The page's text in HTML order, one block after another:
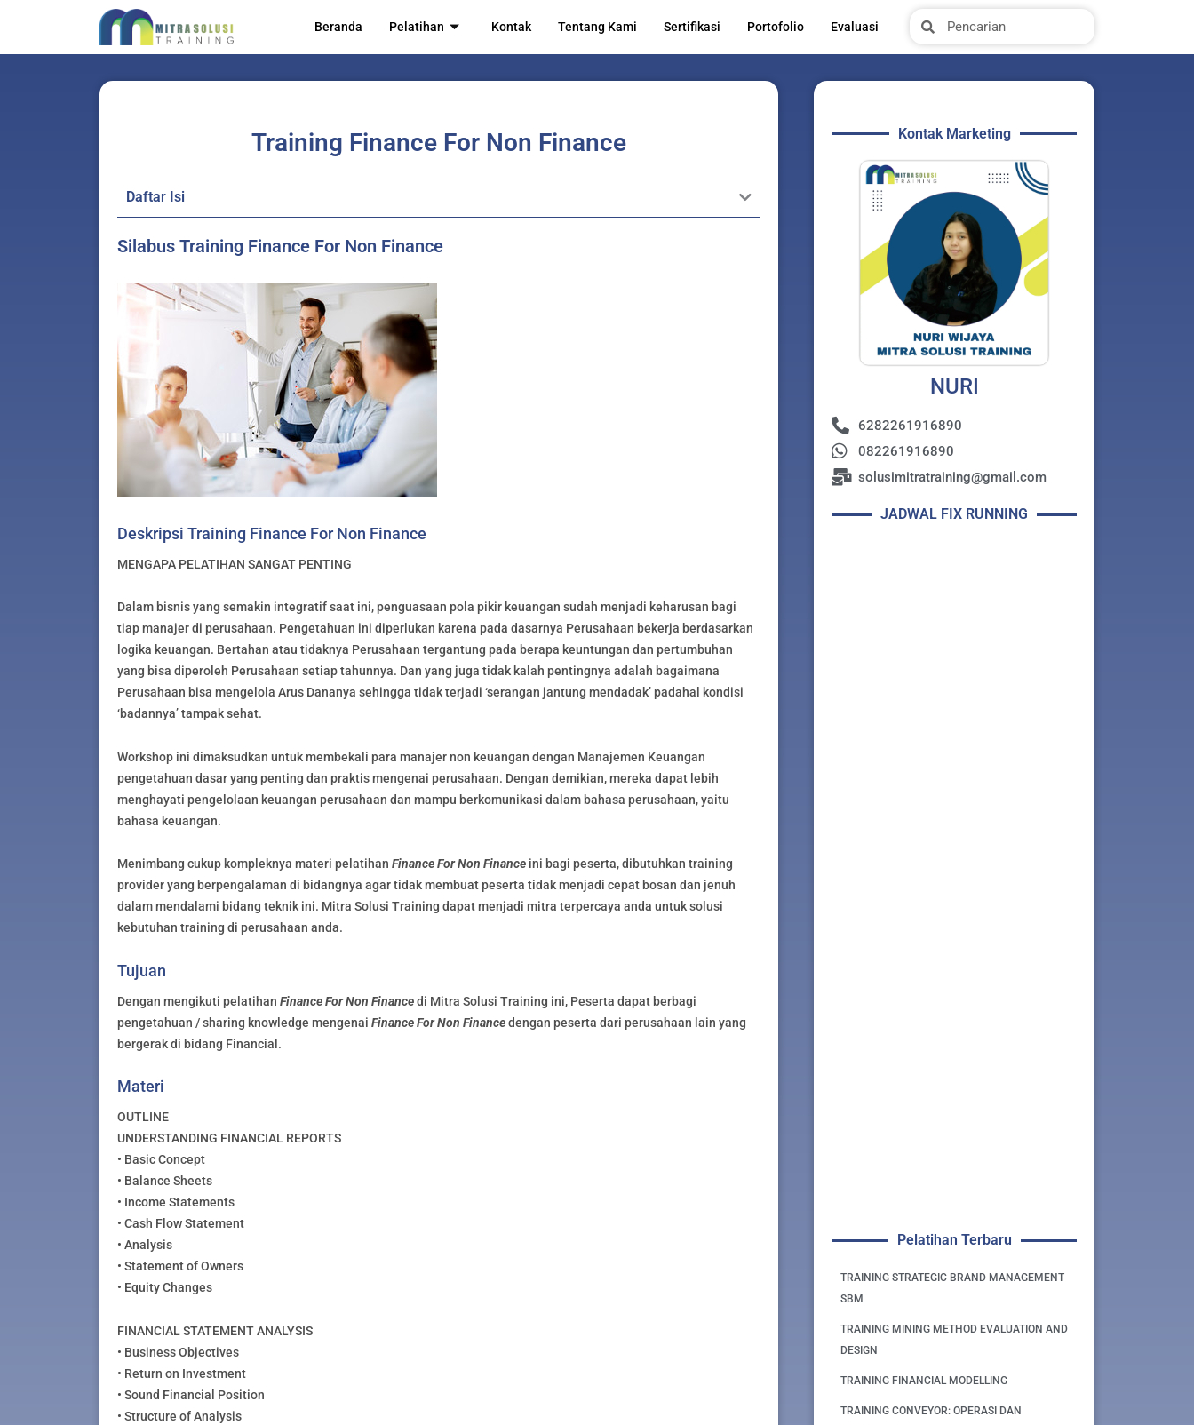
konten
Beranda Pelatihan Kontak Tentang Kami Sertifikasi Portofolio Evaluasi SearchSearch
Training Finance For Non Finance
Daftar Isi
Silabus Training Finance For Non Finance
Deskripsi Training Finance For Non Finance
MENGAPA PELATIHAN SANGAT PENTING
Dalam bisnis yang semakin integratif saat ini, penguasaan pola pikir keuangan sudah menjadi keharusan bagi
tiap manajer di perusahaan. Pengetahuan ini diperlukan karena pada dasarnya Perusahaan bekerja berdasarkan
logika keuangan. Bertahan atau tidaknya Perusahaan tergantung pada berapa keuntungan dan pertumbuhan
yang bisa diperoleh Perusahaan setiap tahunnya. Dan yang juga tidak kalah pentingnya adalah bagaimana
Perusahaan bisa mengelola Arus Dananya sehingga tidak terjadi ‘serangan jantung mendadak’ padahal kondisi
‘badannya’ tampak sehat.
Workshop ini dimaksudkan untuk membekali para manajer non keuangan dengan Manajemen Keuangan
pengetahuan dasar yang penting dan praktis mengenai perusahaan. Dengan demikian, mereka dapat lebih
menghayati pengelolaan keuangan perusahaan dan mampu berkomunikasi dalam bahasa perusahaan, yaitu
bahasa keuangan.
Menimbang cukup kompleknya materi pelatihan Finance For Non Finance ini bagi peserta, dibutuhkan training
provider yang berpengalaman di bidangnya agar tidak membuat peserta tidak menjadi cepat bosan dan jenuh
dalam mendalami bidang teknik ini. Mitra Solusi Training dapat menjadi mitra terpercaya anda untuk solusi
kebutuhan training di perusahaan anda.
Tujuan
Dengan mengikuti pelatihan Finance For Non Financedi Mitra Solusi Training ini, Peserta dapat berbagi
pengetahuan / sharing knowledge mengenai Finance For Non Financedengan peserta dari perusahaan lain yang
bergerak di bidang Financial.
Materi
OUTLINE
UNDERSTANDING FINANCIAL REPORTS
• Basic Concept
• Balance Sheets
• Income Statements
• Cash Flow Statement
• Analysis
• Statement of Owners
• Equity Changes
FINANCIAL STATEMENT ANALYSIS
• Business Objectives
• Return on Investment
• Sound Financial Position
• Structure of Analysis
Kontak Marketing
NURI
6282261916890
082261916890
solusimitratraining@gmail.com
JADWAL FIX RUNNING
Pelatihan Terbaru
TRAINING STRATEGIC BRAND MANAGEMENT
SBM
TRAINING MINING METHOD EVALUATION AND
DESIGN
TRAINING FINANCIAL MODELLING
TRAINING CONVEYOR: OPERASI DAN